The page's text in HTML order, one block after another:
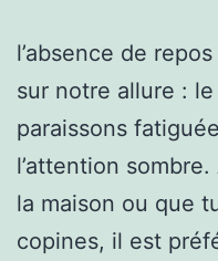
l’absence de
sur notre allure :
paraissons
l’attention
la maison ou que
copines, il est